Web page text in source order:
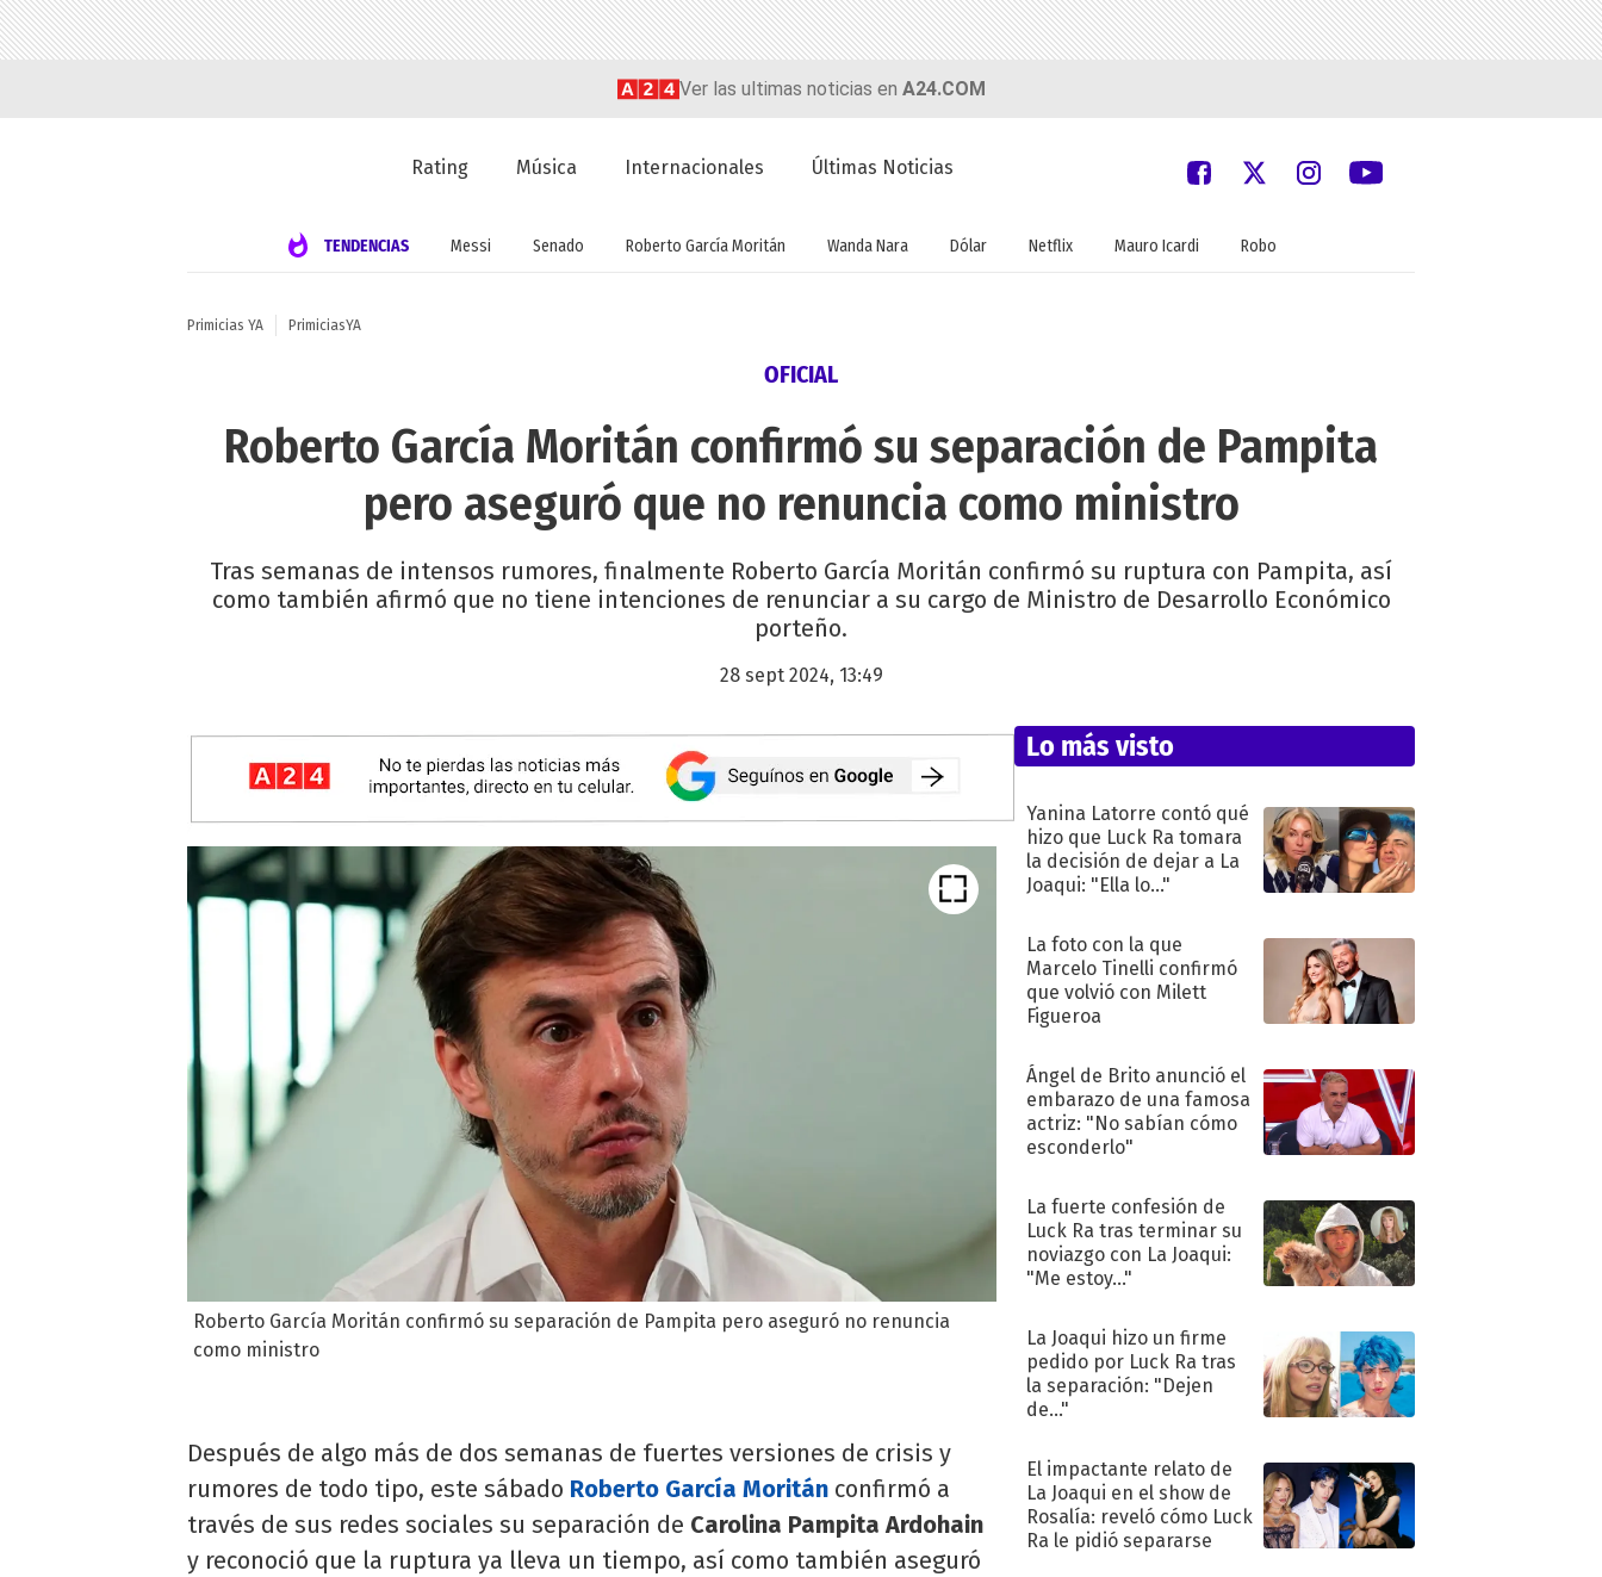
Ver las ultimas noticias en A24.COM
Rating Música Internacionales Últimas Noticias
TENDENCIAS Messi Senado Roberto García Moritán Wanda Nara Dólar Netflix Mauro Icardi Robo
Primicias YA PrimiciasYA
OFICIAL
Roberto García Moritán confirmó su separación de Pampita
pero aseguró que no renuncia como ministro
Tras semanas de intensos rumores, finalmente Roberto García Moritán confirmó su ruptura con Pampita, así
como también afirmó que no tiene intenciones de renunciar a su cargo de Ministro de Desarrollo Económico
porteño.
28 sept 2024, 13:49
Roberto García Moritán confirmó su separación de Pampita pero aseguró no renuncia
como ministro
Después de algo más de dos semanas de fuertes versiones de crisis y
rumores de todo tipo, este sábado Roberto García Moritán confirmó a
través de sus redes sociales su separación de Carolina Pampita Ardohain
y reconoció que la ruptura ya lleva un tiempo, así como también aseguró
Lo más visto
Yanina Latorre contó qué
hizo que Luck Ra tomara
la decisión de dejar a La
Joaqui: "Ella lo..."
La foto con la que
Marcelo Tinelli confirmó
que volvió con Milett
Figueroa
Ángel de Brito anunció el
embarazo de una famosa
actriz: "No sabían cómo
esconderlo"
La fuerte confesión de
Luck Ra tras terminar su
noviazgo con La Joaqui:
"Me estoy..."
La Joaqui hizo un firme
pedido por Luck Ra tras
la separación: "Dejen
de..."
El impactante relato de
La Joaqui en el show de
Rosalía: reveló cómo Luck
Ra le pidió separarse